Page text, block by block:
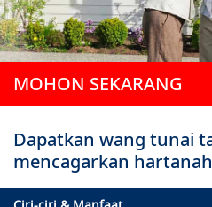
Dapatkan wang tunai
mencagarkan
MOHON SEKARANG